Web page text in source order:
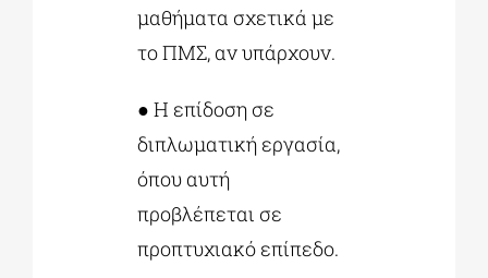
μαθήματα σχετικά με
το ΠΜΣ, αν υπάρχουν.
● Η επίδοση σε
διπλωματική εργασία,
όπου αυτή
προβλέπεται σε
προπτυχιακό επίπεδο.